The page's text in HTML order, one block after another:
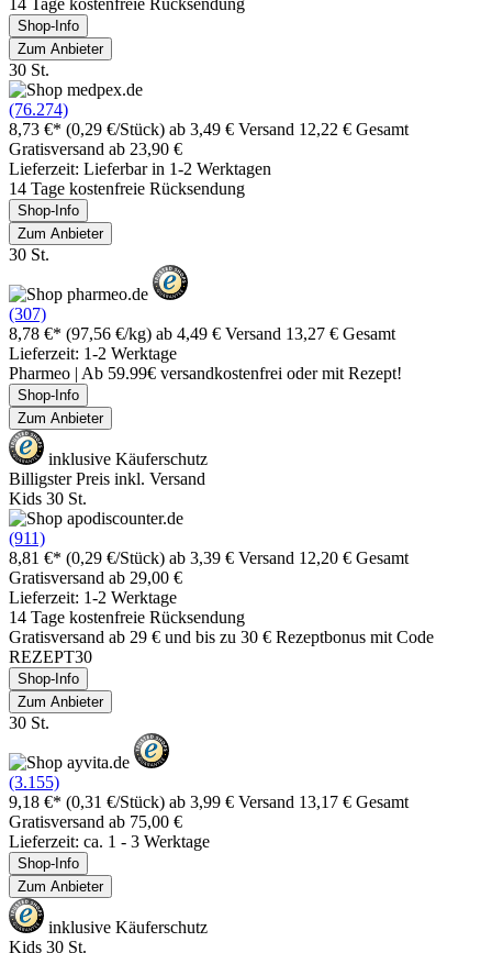
Shop-Info
Zum Anbieter
30 St.
(76.274)
8,73 €* (0,29 €/Stück) ab 3,49 € Versand 12,22 € Gesamt
Gratisversand ab 23,90 €
Lieferzeit: Lieferbar in 1-2 Werktagen
14 Tage kostenfreie Rücksendung
Shop-Info
Zum Anbieter
30 St.
(307)
8,78 €* (97,56 €/kg) ab 4,49 € Versand 13,27 € Gesamt
Lieferzeit: 1-2 Werktage
Pharmeo | Ab 59.99€ versandkostenfrei oder mit Rezept!
Shop-Info
Zum Anbieter
inklusive Käuferschutz
Billigster Preis inkl. Versand
Kids 30 St.
(911)
8,81 €* (0,29 €/Stück) ab 3,39 € Versand 12,20 € Gesamt
Gratisversand ab 29,00 €
Lieferzeit: 1-2 Werktage
14 Tage kostenfreie Rücksendung
Gratisversand ab 29 € und bis zu 30 € Rezeptbonus mit Code
REZEPT30
Shop-Info
Zum Anbieter
30 St.
(3.155)
9,18 €* (0,31 €/Stück) ab 3,99 € Versand 13,17 € Gesamt
Gratisversand ab 75,00 €
Lieferzeit: ca. 1 - 3 Werktage
Shop-Info
Zum Anbieter
inklusive Käuferschutz
Kids 30 St.